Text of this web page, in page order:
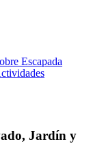
Escapada
Jardín y